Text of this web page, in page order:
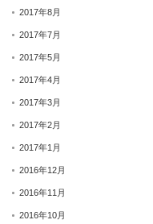
2017年8月
2017年7月
2017年5月
2017年4月
2017年3月
2017年2月
2017年1月
2016年12月
2016年11月
2016年10月